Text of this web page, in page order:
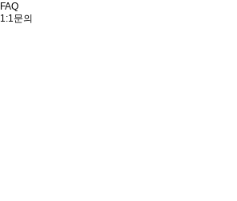
FAQ
1:1문의